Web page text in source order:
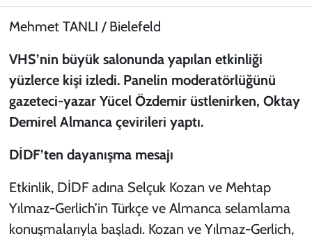
Mehmet TANLI / Bielefeld
VHS’nin büyük salonunda yapılan etkinliği
yüzlerce kişi izledi. Panelin moderatörlüğünü
gazeteci-yazar Yücel Özdemir üstlenirken, Oktay
Demirel Almanca çevirileri yaptı.
DİDF’ten dayanışma mesajı
Etkinlik, DİDF adına Selçuk Kozan ve Mehtap
Yılmaz-Gerlich’in Türkçe ve Almanca selamlama
konuşmalarıyla başladı. Kozan ve Yılmaz-Gerlich,